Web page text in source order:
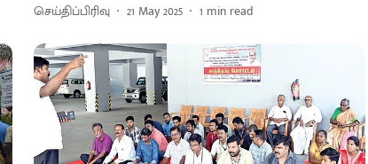
செய்திப்பிரிவு 21 May 2025 1 min read